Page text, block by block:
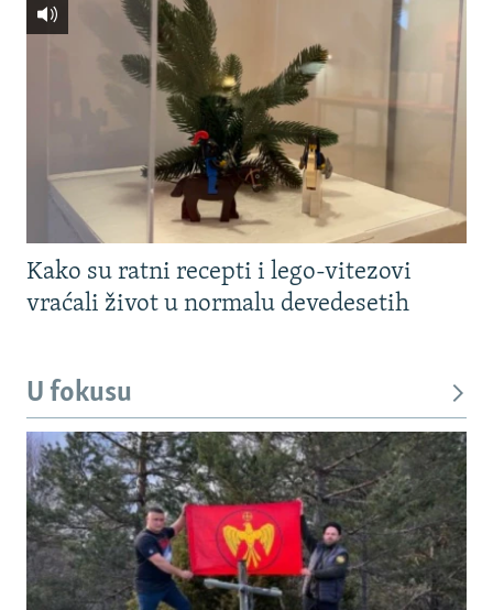
Kako su ratni recepti i lego-vitezovi
vraćali život u normalu devedesetih
U fokusu